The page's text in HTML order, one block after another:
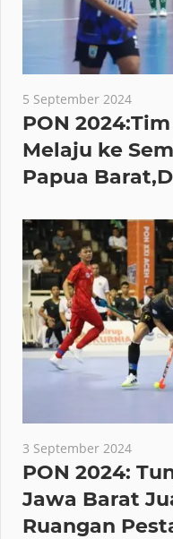
5 September 2024
PON
Melaju ke
Papua
3 September 2024
PON 2024:
Jawa Barat
Ruangan